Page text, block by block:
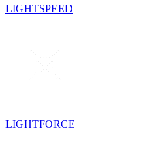
LIGHTSPEED
LIGHTFORCE